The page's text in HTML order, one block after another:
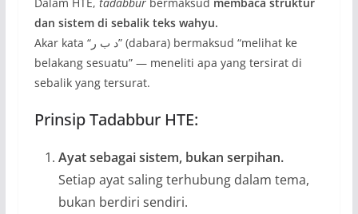
dan sistem di sebalik teks wahyu.
Akar kata “د ب ر” (dabara) bermaksud “melihat ke
belakang sesuatu” — meneliti apa yang tersirat di
sebalik yang tersurat.
Prinsip Tadabbur HTE:
Ayat sebagai sistem, bukan serpihan.
Setiap ayat saling terhubung dalam tema,
bukan berdiri sendiri.